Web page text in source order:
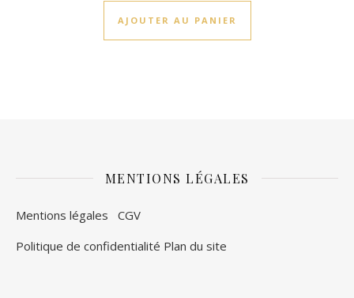
AJOUTER AU PANIER
MENTIONS LÉGALES
Mentions légales CGV
Politique de confidentialité Plan du site